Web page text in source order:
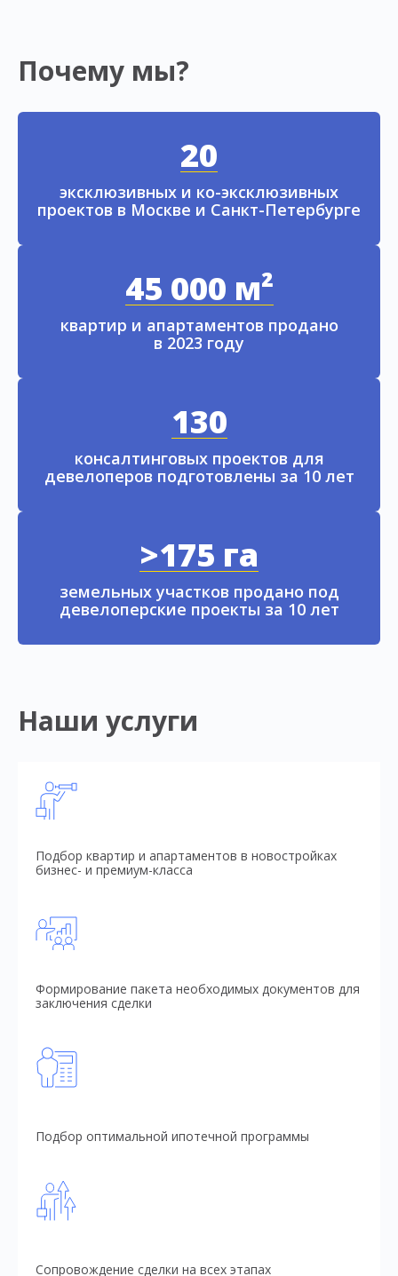
Почему мы?
20
эксклюзивных и ко-эксклюзивных
проектов в Москве и Санкт-Петербурге
45 000 м²
квартир и апартаментов продано
в 2023 году
130
консалтинговых проектов для
девелоперов подготовлены за 10 лет
>175 га
земельных участков продано под
девелоперские проекты за 10 лет
Наши услуги
Подбор квартир и апартаментов в новостройках
бизнес- и премиум-класса
Формирование пакета необходимых документов для
заключения сделки
Подбор оптимальной ипотечной программы
Сопровождение сделки на всех этапах